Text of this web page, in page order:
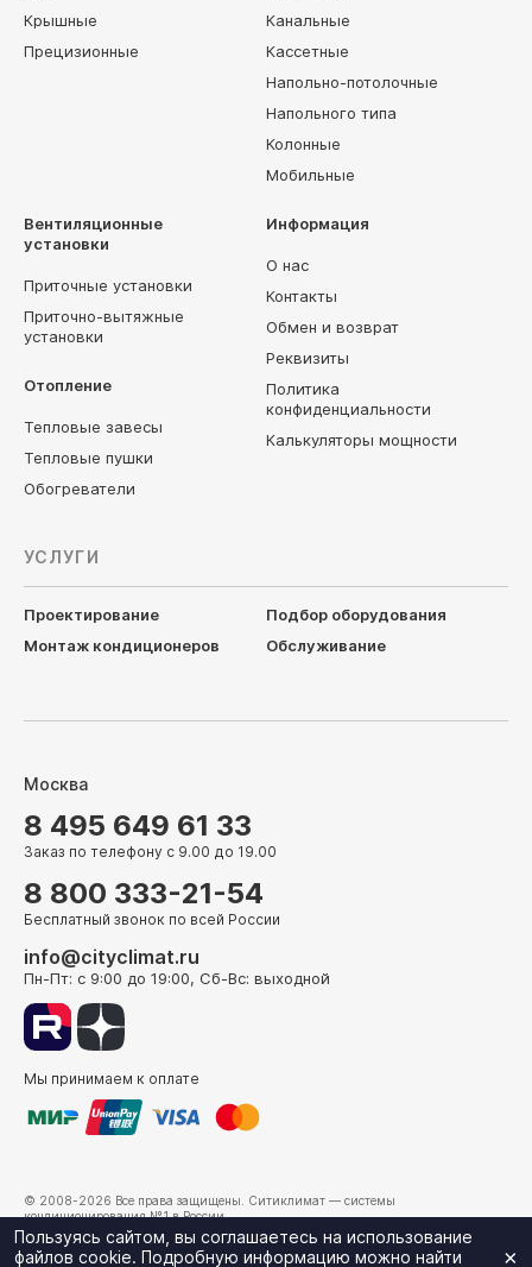
Крышные
Прецизионные
Канальные
Кассетные
Напольно-потолочные
Напольного типа
Колонные
Мобильные
Вентиляционные
установки
Приточные установки
Приточно-вытяжные
установки
Отопление
Тепловые завесы
Тепловые пушки
Обогреватели
Информация
О нас
Контакты
Обмен и возврат
Реквизиты
Политика
конфиденциальности
Калькуляторы мощности
УСЛУГИ
Проектирование
Подбор оборудования
Монтаж кондиционеров
Обслуживание
Москва
8 495 649 61 33
Заказ по телефону с 9.00 до 19.00
8 800 333-21-54
Бесплатный звонок по всей России
info@cityclimat.ru
Пн-Пт: с 9:00 до 19:00, Сб-Вс: выходной
Мы принимаем к оплате
© 2008-2026 Все права защищены. Ситиклимат — системы
кондиционирования №1 в России.
г. Москва, ул. Электрозаводская, д. 24
×
Пользуясь сайтом, вы соглашаетесь на использование
файлов cookie. Подробную информацию можно найти